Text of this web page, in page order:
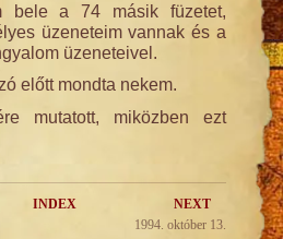
bele a 74 másik füzetet,
üzeneteim vannak és a
üzeneteivel.
előtt mondta nekem.
mutatott, miközben ezt
INDEX
NEXT
1994. október 13.